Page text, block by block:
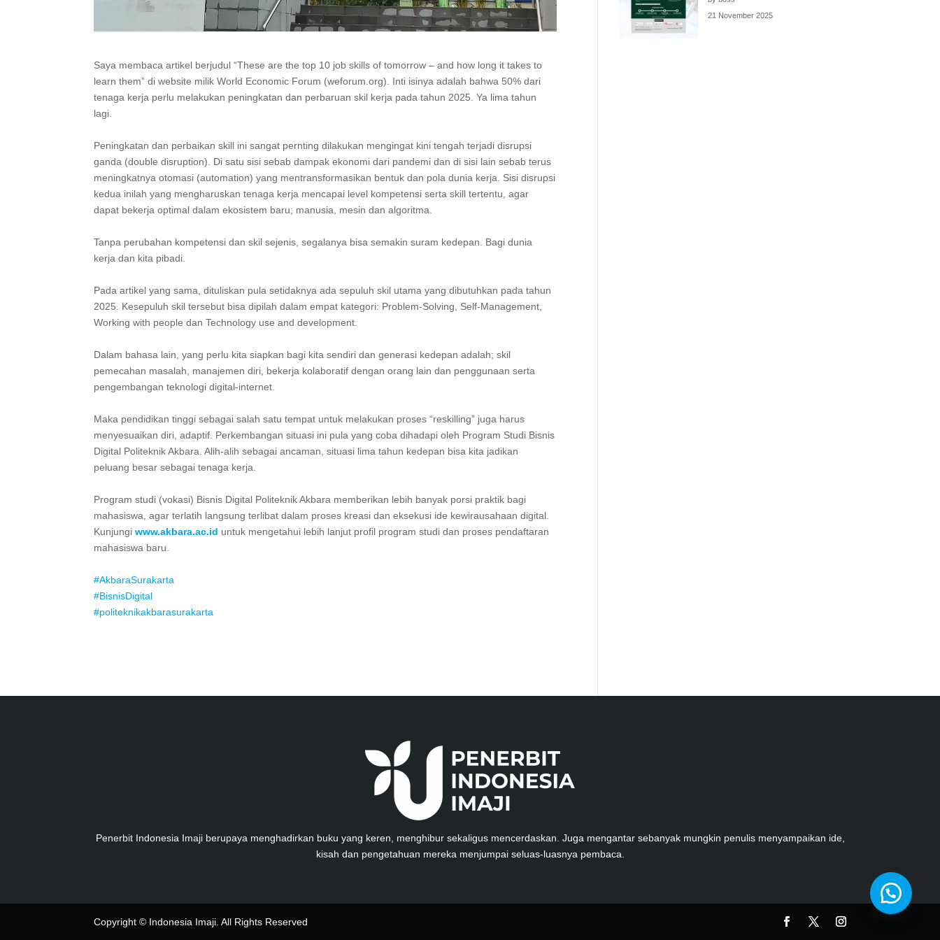
Saya membaca artikel berjudul “These are the top 10 job skills of tomorrow – and how long it takes to
learn them” di website milik World Economic Forum (weforum.org). Inti isinya adalah bahwa 50% dari
tenaga kerja perlu melakukan peningkatan dan perbaruan skil kerja pada tahun 2025. Ya lima tahun
lagi. ⁣
Peningkatan dan perbaikan skill ini sangat pernting dilakukan mengingat kini tengah terjadi disrupsi
ganda (double disruption). Di satu sisi sebab dampak ekonomi dari pandemi dan di sisi lain sebab terus
meningkatnya otomasi (automation) yang mentransformasikan bentuk dan pola dunia kerja. Sisi disrupsi
kedua inilah yang mengharuskan tenaga kerja mencapai level kompetensi serta skill tertentu, agar
dapat bekerja optimal dalam ekosistem baru; manusia, mesin dan algoritma.⁣
Tanpa perubahan kompetensi dan skil sejenis, segalanya bisa semakin suram kedepan. Bagi dunia
kerja dan kita pibadi.⁣
Pada artikel yang sama, dituliskan pula setidaknya ada sepuluh skil utama yang dibutuhkan pada tahun
2025. Kesepuluh skil tersebut bisa dipilah dalam empat kategori: Problem-Solving, Self-Management,
Working with people dan Technology use and development. ⁣
Dalam bahasa lain, yang perlu kita siapkan bagi kita sendiri dan generasi kedepan adalah; skil
pemecahan masalah, manajemen diri, bekerja kolaboratif dengan orang lain dan penggunaan serta
pengembangan teknologi digital-internet.⁣
Maka pendidikan tinggi sebagai salah satu tempat untuk melakukan proses “reskilling” juga harus
menyesuaikan diri, adaptif. Perkembangan situasi ini pula yang coba dihadapi oleh Program Studi Bisnis
Digital Politeknik Akbara. Alih-alih sebagai ancaman, situasi lima tahun kedepan bisa kita jadikan
peluang besar sebagai tenaga kerja. ⁣
Program studi (vokasi) Bisnis Digital Politeknik Akbara memberikan lebih banyak porsi praktik bagi
mahasiswa, agar terlatih langsung terlibat dalam proses kreasi dan eksekusi ide kewirausahaan digital.
Kunjungiwww.akbara.ac.id untuk mengetahui lebih lanjut profil program studi dan proses pendaftaran
mahasiswa baru.⁣
#AkbaraSurakarta
#BisnisDigital
#politeknikakbarasurakarta
21 November 2025
Penerbit Indonesia Imaji berupaya menghadirkan buku yang keren, menghibur sekaligus mencerdaskan. Juga mengantar sebanyak mungkin penulis menyampaikan ide,
kisah dan pengetahuan mereka menjumpai seluas-luasnya pembaca.
Copyright © Indonesia Imaji. All Rights Reserved